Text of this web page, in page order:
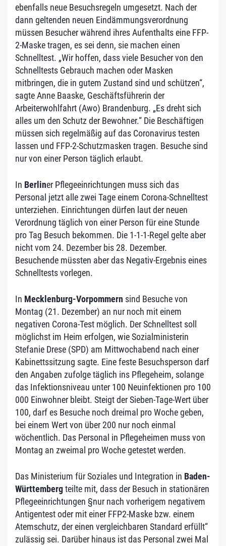
ebenfalls neue Besuchsregeln umgesetzt. Nach der
dann geltenden neuen Eindämmungsverordnung
müssen Besucher während ihres Aufenthalts eine FFP-
2-Maske tragen, es sei denn, sie machen einen
Schnelltest. „Wir hoffen, dass viele Besucher von den
Schnelltests Gebrauch machen oder Masken
mitbringen, die in gutem Zustand sind und schützen“,
sagte Anne Baaske, Geschäftsführerin der
Arbeiterwohlfahrt (Awo) Brandenburg. „Es dreht sich
alles um den Schutz der Bewohner.“ Die Beschäftigen
müssen sich regelmäßig auf das Coronavirus testen
lassen und FFP-2-Schutzmasken tragen. Besuche sind
nur von einer Person täglich erlaubt.
In Berliner Pflegeeinrichtungen muss sich das
Personal jetzt alle zwei Tage einem Corona-Schnelltest
unterziehen. Einrichtungen dürfen laut der neuen
Verordnung täglich von einer Person für eine Stunde
pro Tag Besuch bekommen. Die 1-1-1-Regel gelte aber
nicht vom 24. Dezember bis 28. Dezember.
Besuchende müssten aber das Negativ-Ergebnis eines
Schnelltests vorlegen.
In Mecklenburg-Vorpommern sind Besuche von
Montag (21. Dezember) an nur noch mit einem
negativen Corona-Test möglich. Der Schnelltest soll
möglichst im Heim erfolgen, wie Sozialministerin
Stefanie Drese (SPD) am Mittwochabend nach einer
Kabinettssitzung sagte. Eine feste Besuchsperson darf
den Angaben zufolge täglich ins Pflegeheim, solange
das Infektionsniveau unter 100 Neuinfektionen pro 100
000 Einwohner bleibt. Steigt der Sieben-Tage-Wert über
100, darf es Besuche noch dreimal pro Woche geben,
bei einem Wert von über 200 nur noch einmal
wöchentlich. Das Personal in Pflegeheimen muss von
Montag an zweimal pro Woche getestet werden.
Das Ministerium für Soziales und Integration in Baden-
Württembergteilte mit, dass der Besuch in stationären
Pflegeeinrichtungen §nur nach vorherigem negativem
Antigentest oder mit einer FFP2-Maske bzw. einem
Atemschutz, der einen vergleichbaren Standard erfüllt“
zulässig sei. Darüber hinaus ist das Personal zwei Mal